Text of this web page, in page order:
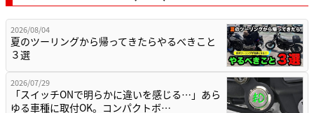
2026/08/04
夏のツーリングから帰ってきたらやるべきこと
３選
2026/07/29
「スイッチONで明らかに違いを感じる…」あら
ゆる車種に取付OK。コンパクトボ…